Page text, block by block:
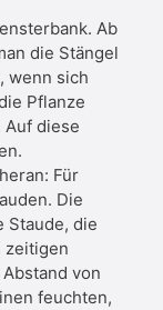
Ab
die Stängel
wenn sich
Pflanze
diese
Für
Die
Staude, die
zeitigen
von
feuchten,